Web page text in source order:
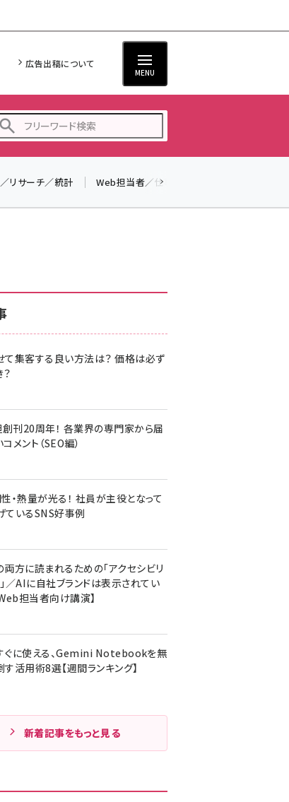
広告出稿について
MENU
z世代 (1622)
meo (1275)
リサーチ／統計 Web担当者／仕事
て集客する良い方法は？ 価格は必ず
創刊20周年！ 各業界の専門家から届
メント（SEO編）
・熱量が光る！ 社員が主役となって
ているSNS好事例
方に読まれるための「アクセシビリ
／AIに自社ブランドは表示されてい
担当者向け講演】
ぐに使える、Gemini Notebookを無
活用術8選【週間ランキング】
新着記事をもっと見る